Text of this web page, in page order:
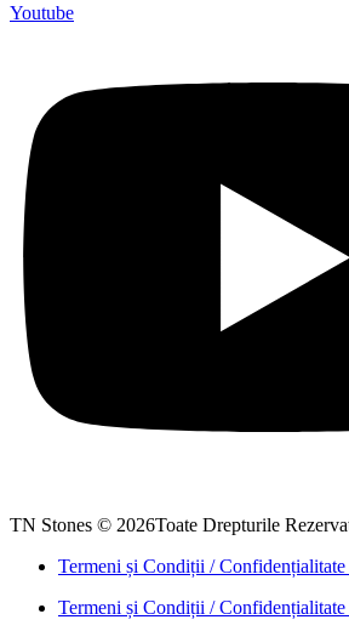
Youtube
TN Stones © 2026Toate Drepturile
Termeni și Condiții /
Termeni și Condiții /